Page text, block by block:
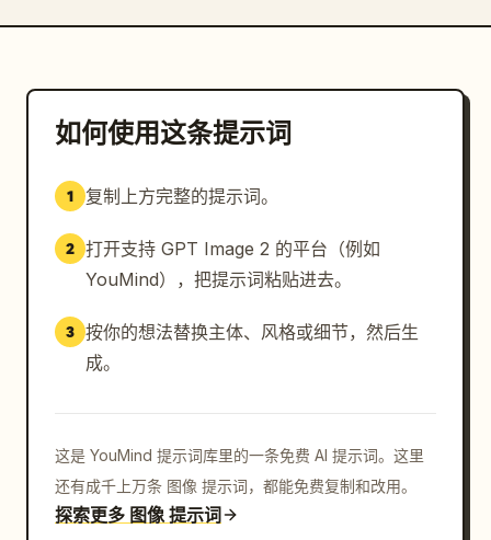
如何使用这条提示词
1 复制上方完整的提示词。
2 打开支持 GPT Image 2 的平台（例如
YouMind），把提示词粘贴进去。
3 按你的想法替换主体、风格或细节，然后生
成。
这是 YouMind 提示词库里的一条免费 AI 提示词。这里
还有成千上万条 图像 提示词，都能免费复制和改用。
探索更多 图像 提示词